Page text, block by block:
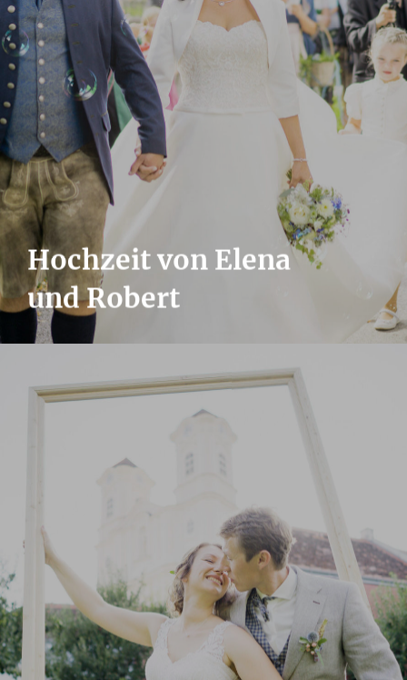
Hochzeit von Elena
und Robert